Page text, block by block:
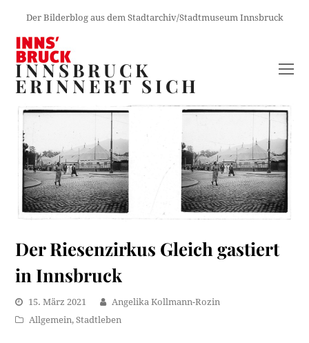
Der Bilderblog aus dem Stadtarchiv/Stadtmuseum Innsbruck
INNSBRUCK
ERINNERT SICH
Der Riesenzirkus Gleich gastiert
in Innsbruck
15. März 2021
Angelika Kollmann-Rozin
Allgemein,Stadtleben